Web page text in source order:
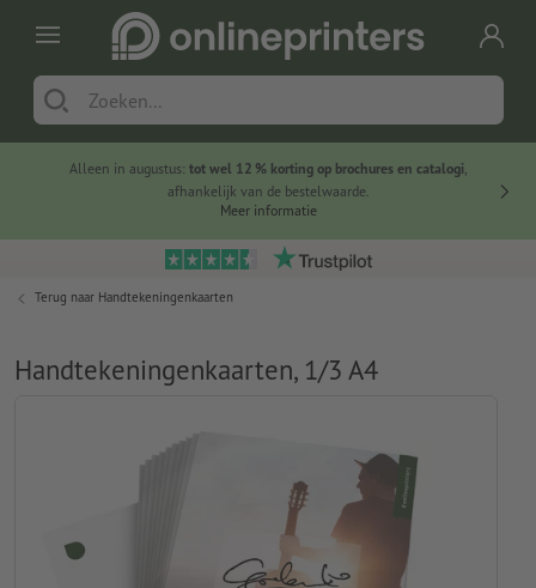
Alleen in augustus: tot wel 12 % korting op brochures en catalogi,
afhankelijk van de bestelwaarde.
Meer informatie
Terug naar Handtekeningenkaarten
Handtekeningenkaarten, 1/3 A4